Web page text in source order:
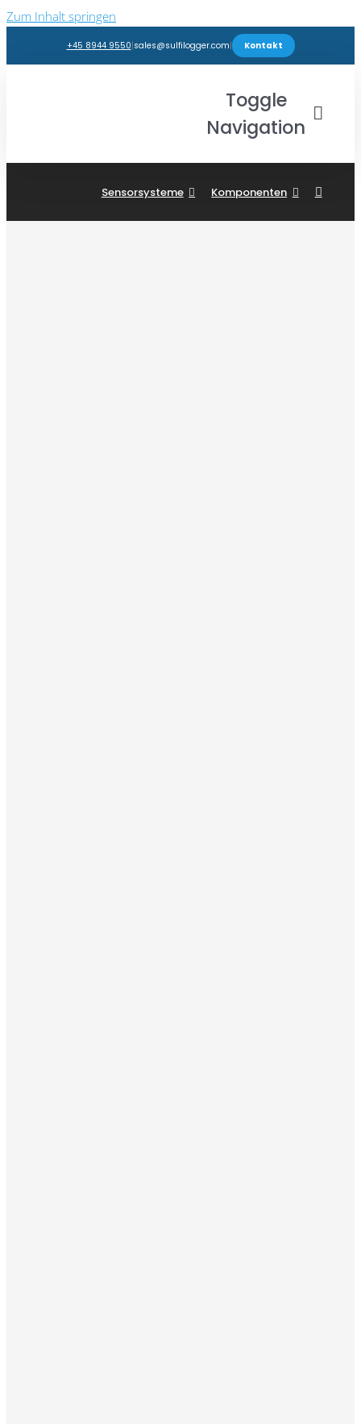
Zum Inhalt springen
+45 8944 9550|sales@sulfilogger.com| Kontakt
Toggle
Navigation
Produkte
Sensorsysteme Komponenten